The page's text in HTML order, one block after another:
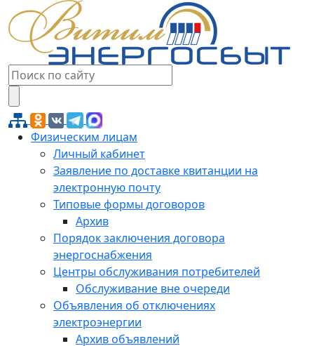
Физическим лицам
Личный кабинет
Заявление по доставке квитанции на
электронную почту
Типовые формы договоров
Архив
Порядок заключения договора
энергоснабжения
Центры обслуживания потребителей
Обслуживание вне очереди
Объявления об отключениях
электроэнергии
Архив объявлений